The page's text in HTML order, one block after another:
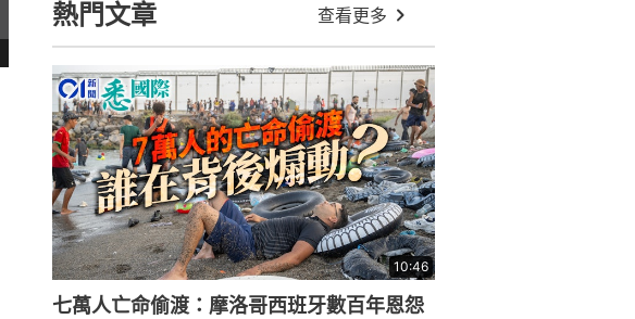
熱門文章 查看更多
10:46
七萬人亡命偷渡：摩洛哥西班牙數百年恩怨